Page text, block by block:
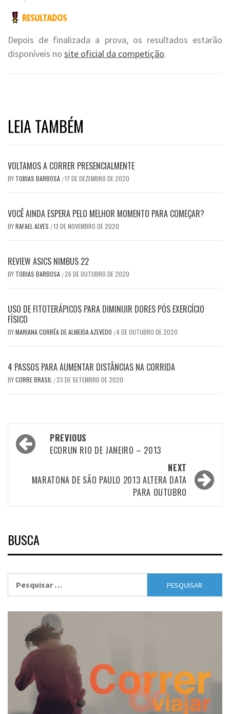
Depois de finalizada a prova, os resultados estarão
disponíveis no site oficial da competição.
LEIA TAMBÉM
VOLTAMOS A CORRER PRESENCIALMENTE
BY TOBIAS BARBOSA /17 DE DEZEMBRO DE 2020
VOCÊ AINDA ESPERA PELO MELHOR MOMENTO PARA COMEÇAR?
BYRAFAEL ALVES /13 DE NOVEMBRO DE 2020
REVIEW ASICS NIMBUS 22
BY TOBIAS BARBOSA /26 DE OUTUBRO DE 2020
USO DE FITOTERÁPICOS PARA DIMINUIR DORES PÓS EXERCÍCIO
FÍSICO
BYMARIANA CORRÊA DE ALMEIDA AZEVEDO /6 DE OUTUBRO DE 2020
4 PASSOS PARA AUMENTAR DISTÂNCIAS NA CORRIDA
BYCORRE BRASIL /23 DE SETEMBRO DE 2020
Post
navigation
PREVIOUS
ECORUN RIO DE JANEIRO – 2013
NEXT
MARATONA DE SÃO PAULO 2013 ALTERA DATA
PARA OUTUBRO
BUSCA